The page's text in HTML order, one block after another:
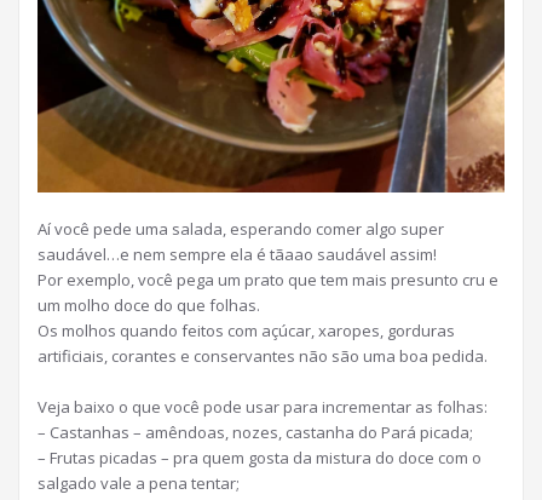
Aí você pede uma salada, esperando comer algo super
saudável…e nem sempre ela é tãaao saudável assim!
Por exemplo, você pega um prato que tem mais presunto cru e
um molho doce do que folhas.
Os molhos quando feitos com açúcar, xaropes, gorduras
artificiais, corantes e conservantes não são uma boa pedida.
Veja baixo o que você pode usar para incrementar as folhas:
– Castanhas – amêndoas, nozes, castanha do Pará picada;
– Frutas picadas – pra quem gosta da mistura do doce com o
salgado vale a pena tentar;